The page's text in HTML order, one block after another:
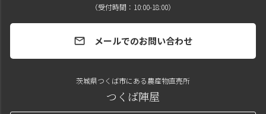
（受付時間：10:00-18:00）
mail メールでのお問い合わせ
茨城県つくば市にある農産物直売所
つくば陣屋